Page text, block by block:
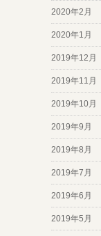
2020年2月
2020年1月
2019年12月
2019年11月
2019年10月
2019年9月
2019年8月
2019年7月
2019年6月
2019年5月